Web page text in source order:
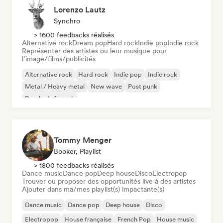
Lorenzo Lautz
Synchro
> 1600 feedbacks réalisés
Alternative rockDream popHard rockIndie popIndie rock
Représenter des artistes ou leur musique pour
l’image/films/publicités
Alternative rock Hard rock Indie pop
Indie rock
Metal / Heavy metal
New wave
Post punk
Psychedelic rock
Tommy Menger
Booker, Playlist
> 1800 feedbacks réalisés
Dance musicDance popDeep houseDiscoElectropop
Trouver ou proposer des opportunités live à des artistes
Ajouter dans ma/mes playlist(s) impactante(s)
Dance music Dance pop Deep house
Disco
Electropop
House française French Pop House music